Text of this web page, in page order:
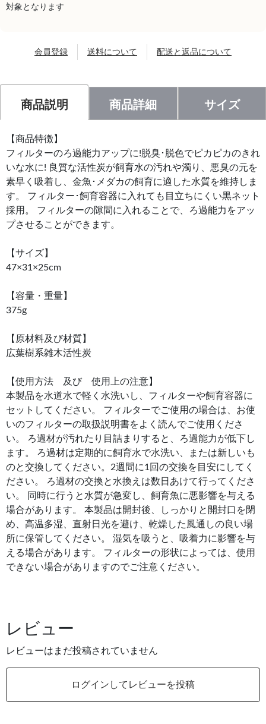
対象となります
会員登録 送料について 配送と返品について
商品説明 商品詳細 サイズ
【商品特徴】
フィルターのろ過能力アップに!脱臭･脱色でピカピカのきれ
いな水に! 良質な活性炭が飼育水の汚れや濁り、悪臭の元を
素早く吸着し、金魚･メダカの飼育に適した水質を維持しま
す。 フィルター･飼育容器に入れても目立ちにくい黒ネット
採用。 フィルターの隙間に入れることで、ろ過能力をアッ
プさせることができます。
【サイズ】
47×31×25cm
【容量・重量】
375g
【原材料及び材質】
広葉樹系雑木活性炭
【使用方法 及び 使用上の注意】
本製品を水道水で軽く水洗いし、フィルターや飼育容器に
セットしてください。 フィルターでご使用の場合は、お使
いのフィルターの取扱説明書をよく読んでご使用くださ
い。 ろ過材が汚れたり目詰まりすると、ろ過能力が低下し
ます。 ろ過材は定期的に飼育水で水洗い、または新しいも
のと交換してください。2週間に1回の交換を目安にしてく
ださい。 ろ過材の交換と水換えは数日あけて行ってくださ
い。 同時に行うと水質が急変し、飼育魚に悪影響を与える
場合があります。 本製品は開封後、しっかりと開封口を閉
め、高温多湿、直射日光を避け、乾燥した風通しの良い場
所に保管してください。 湿気を吸うと、吸着力に影響を与
える場合があります。 フィルターの形状によっては、使用
できない場合がありますのでご注意ください。
レビュー
レビューはまだ投稿されていません
ログインしてレビューを投稿